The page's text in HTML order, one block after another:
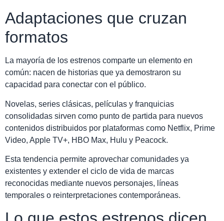
Adaptaciones que cruzan
formatos
La mayoría de los estrenos comparte un elemento en
común: nacen de historias que ya demostraron su
capacidad para conectar con el público.
Novelas, series clásicas, películas y franquicias
consolidadas sirven como punto de partida para nuevos
contenidos distribuidos por plataformas como Netflix, Prime
Video, Apple TV+, HBO Max, Hulu y Peacock.
Esta tendencia permite aprovechar comunidades ya
existentes y extender el ciclo de vida de marcas
reconocidas mediante nuevos personajes, líneas
temporales o reinterpretaciones contemporáneas.